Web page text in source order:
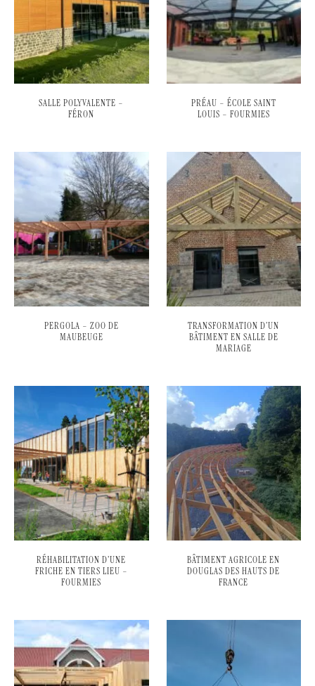
SALLE POLYVALENTE –
FÉRON
PRÉAU – ÉCOLE SAINT
LOUIS – FOURMIES
PERGOLA – ZOO DE
MAUBEUGE
TRANSFORMATION D’UN
BÂTIMENT EN SALLE DE
MARIAGE
RÉHABILITATION D’UNE
FRICHE EN TIERS LIEU –
FOURMIES
BÂTIMENT AGRICOLE EN
DOUGLAS DES HAUTS DE
FRANCE